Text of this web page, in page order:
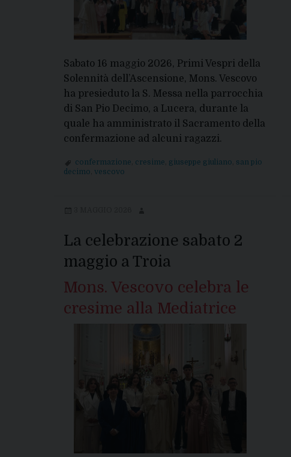
Sabato 16 maggio 2026, Primi Vespri della
Solennità dell’Ascensione, Mons. Vescovo
ha presieduto la S. Messa nella parrocchia
di San Pio Decimo, a Lucera, durante la
quale ha amministrato il Sacramento della
confermazione ad alcuni ragazzi.
confermazione cresime giuseppe giuliano san pio
decimo vescovo
La celebrazione sabato 2
maggio a Troia
Mons. Vescovo celebra le
cresime alla Mediatrice